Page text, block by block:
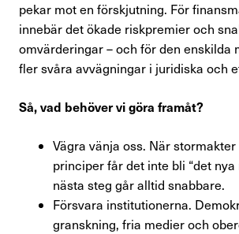
pekar mot en förskjutning. För
innebär det ökade riskpremier och
omvärderingar – och för den enskilda
fler svåra avvägningar i juridiska och
Så, vad behöver vi göra framåt?
Vägra vänja oss. När
principer får det inte bli “det nya
nästa steg går alltid snabbare.
Försvara institutionerna.
granskning, fria medier och